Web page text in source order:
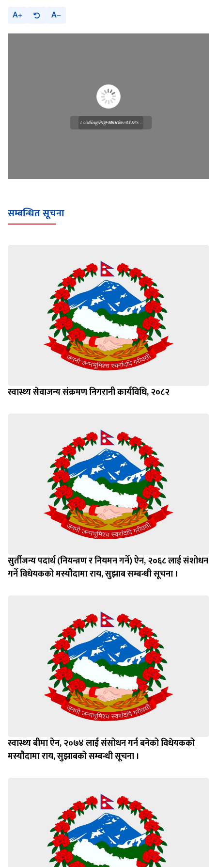
A A
Loading WEBGL 3D ...
Loading PDF Worker CORS ...
सम्बन्धित सूचना
स्वास्थ्य सेवाजन्य संक्रमण निगरानी कार्यविधि, २०८२
सुर्तीजन्य पदार्थ (नियन्त्रण र नियमन गर्ने) ऐन, २०६८ लाई संशोधन
गर्ने विधेयकको मस्यौदामा राय, सुझाब सम्बन्धी सूचना ।
स्वास्थ्य बीमा ऐन, २०७४ लाई संसोधन गर्न बनेको विधेयकको
मस्यौदामा राय, सुझाबको सम्बन्धी सूचना ।